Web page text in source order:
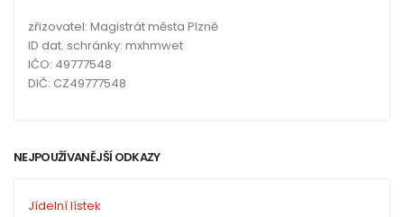
zřizovatel: Magistrát města Plzně
ID dat. schránky: mxhmwet
IČO: 49777548
DIČ: CZ49777548
NEJPOUŽÍVANĚJŠÍ ODKAZY
Jídelní lístek